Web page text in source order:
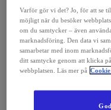
Varför gör vi det? Jo, för att se
möjligt när du besöker
om du samtycker – även
marknadsföring. Den data vi
samarbetar med inom
ditt samtycke genom att klicka
webbplatsen. Läs mer på